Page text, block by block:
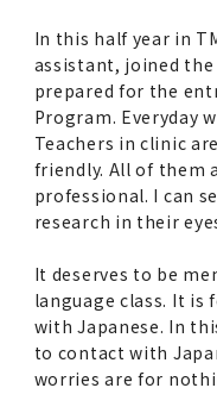
In this half year in
assistant, joined the
prepared for the
Program. Everyday
Teachers in clinic
friendly. All of them
professional. I can
research in their
It deserves to be
language class. It is
with Japanese. In
to contact with
worries are for